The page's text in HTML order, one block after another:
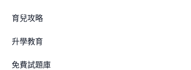
育兒攻略
升學教育
免費試題庫